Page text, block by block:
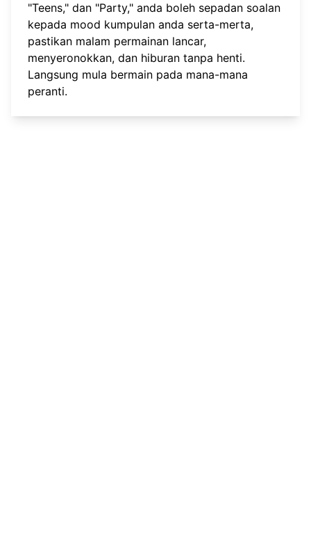
"Teens," dan "Party," anda boleh sepadan soalan
kepada mood kumpulan anda serta-merta,
pastikan malam permainan lancar,
menyeronokkan, dan hiburan tanpa henti.
Langsung mula bermain pada mana-mana
peranti.